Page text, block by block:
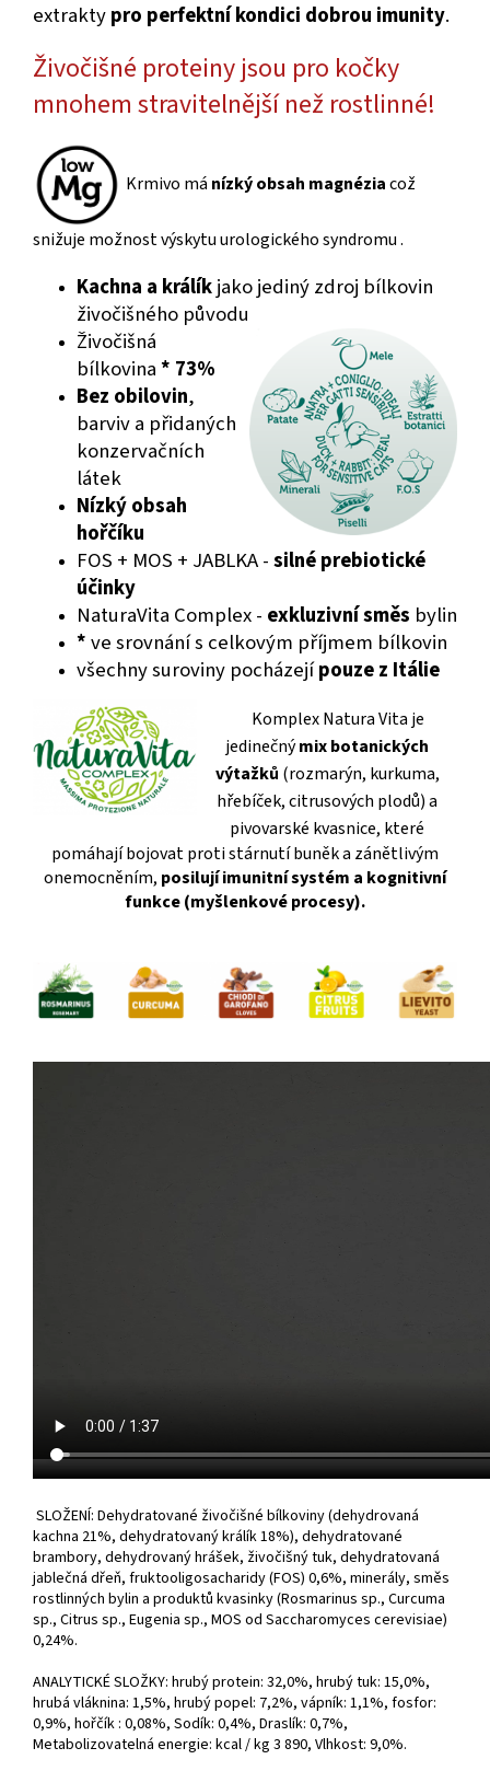
extraktypro perfektní kondici dobrou imunity.
Živočišné proteiny jsou pro kočky
mnohem stravitelnější než rostlinné!
Krmivo má nízký obsah magnéziacož
snižuje možnost výskytu urologického syndromu .
Kachna a králíkjako jediný zdroj bílkovin
živočišného původu
Živočišná
bílkovina * 73%
Bez obilovin,
barviv a přidaných
konzervačních
látek
Nízký obsah
hořčíku
FOS + MOS + JABLKA -silné prebiotické
účinky
NaturaVita Complex - exkluzivní směs bylin
*ve srovnání s celkovým příjmem bílkovin
všechny suroviny pocházejípouze z Itálie
Komplex Natura Vita je
jedinečnýmix botanických
výtažků (rozmarýn, kurkuma,
hřebíček, citrusových plodů) a
pivovarské kvasnice, které
pomáhají bojovat proti stárnutí buněk a zánětlivým
onemocněním, posilují imunitní systém a kognitivní
funkce (myšlenkové procesy).
SLOŽENÍ: Dehydratované živočišné bílkoviny (dehydrovaná
kachna 21%, dehydratovaný králík 18%), dehydratované
brambory, dehydrovaný hrášek, živočišný tuk, dehydratovaná
jablečná dřeň, fruktooligosacharidy (FOS) 0,6%, minerály, směs
rostlinných bylin a produktů kvasinky (Rosmarinus sp., Curcuma
sp., Citrus sp., Eugenia sp., MOS od Saccharomyces cerevisiae)
0,24%.
ANALYTICKÉ SLOŽKY: hrubý protein: 32,0%, hrubý tuk: 15,0%,
hrubá vláknina: 1,5%, hrubý popel: 7,2%, vápník: 1,1%, fosfor:
0,9%, hořčík : 0,08%, Sodík: 0,4%, Draslík: 0,7%,
Metabolizovatelná energie: kcal / kg 3 890, Vlhkost: 9,0%.